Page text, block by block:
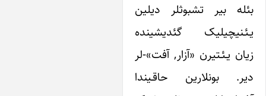
بئله بیر تشبوث‎لر دیلین
یـئـنی‎چیلیک گئدیشینده
یـئـتیرن «آزار, آفت»-لر
بونلارین حاقـیندا